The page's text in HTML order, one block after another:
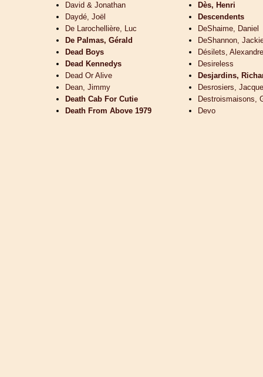
David & Jonathan
Daydé, Joël
De Larochellière, Luc
De Palmas, Gérald
Dead Boys
Dead Kennedys
Dead Or Alive
Dean, Jimmy
Death Cab For Cutie
Death From Above 1979
Dès, Henri
Descendents
DeShaime, Daniel
DeShannon,
Désilets, Alexandre
Desireless
Desjardins,
Desrosiers,
Destroismaisons,
Devo